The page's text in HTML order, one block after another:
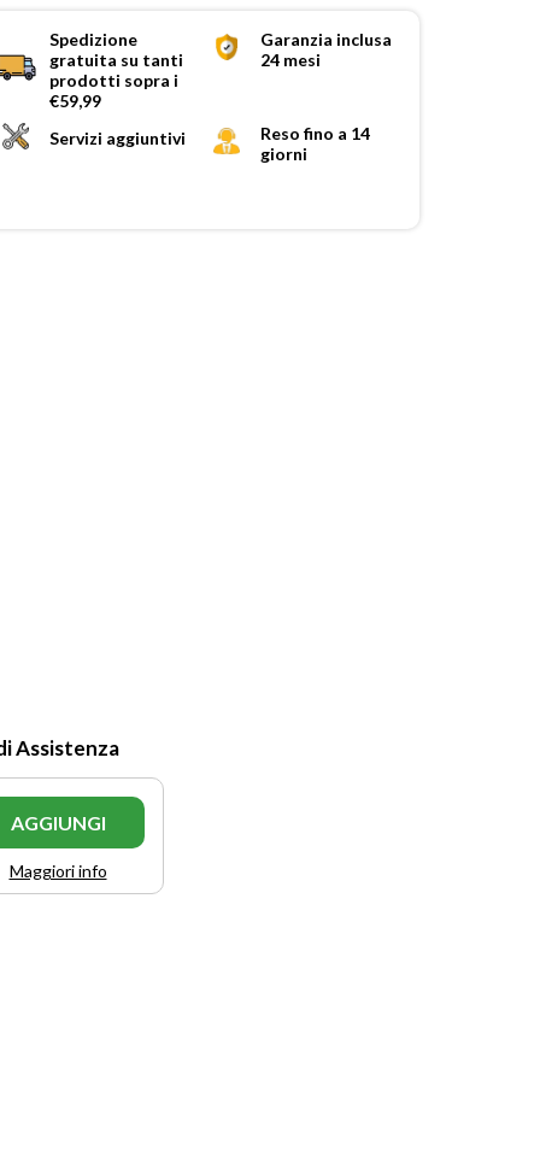
Spedizione
gratuita su tanti
prodotti sopra i
€59,99
Garanzia inclusa
24 mesi
Servizi aggiuntivi
Reso fino a 14
giorni
Assistenza
AGGIUNGI
Maggiori info